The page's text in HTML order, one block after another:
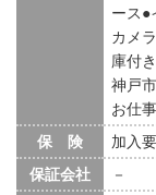
ース
カメラ
庫付き
神戸
お仕
保 険
加入要
保証会社
－